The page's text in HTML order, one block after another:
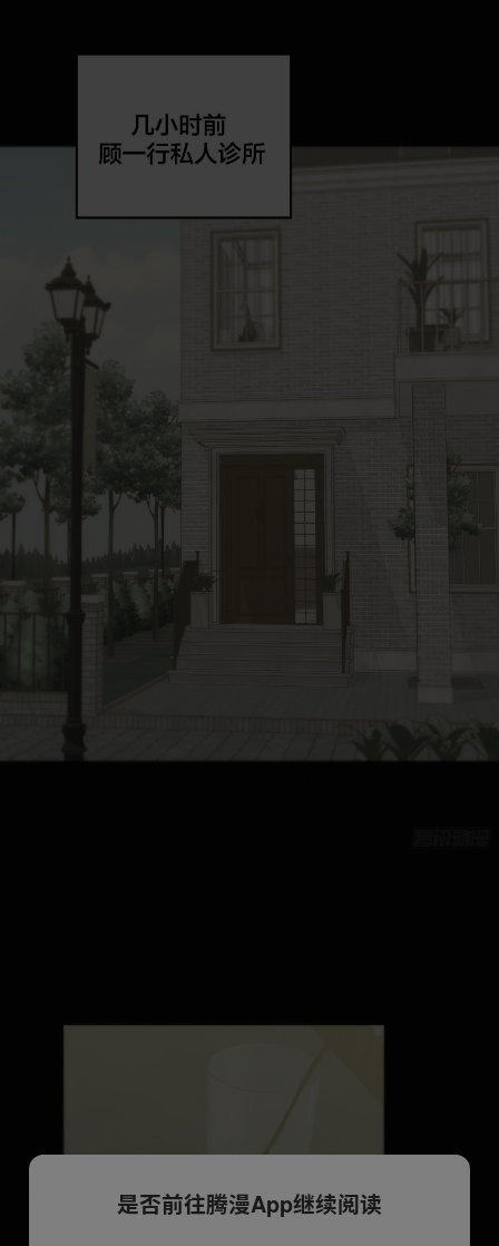
是否前往腾漫App继续阅读